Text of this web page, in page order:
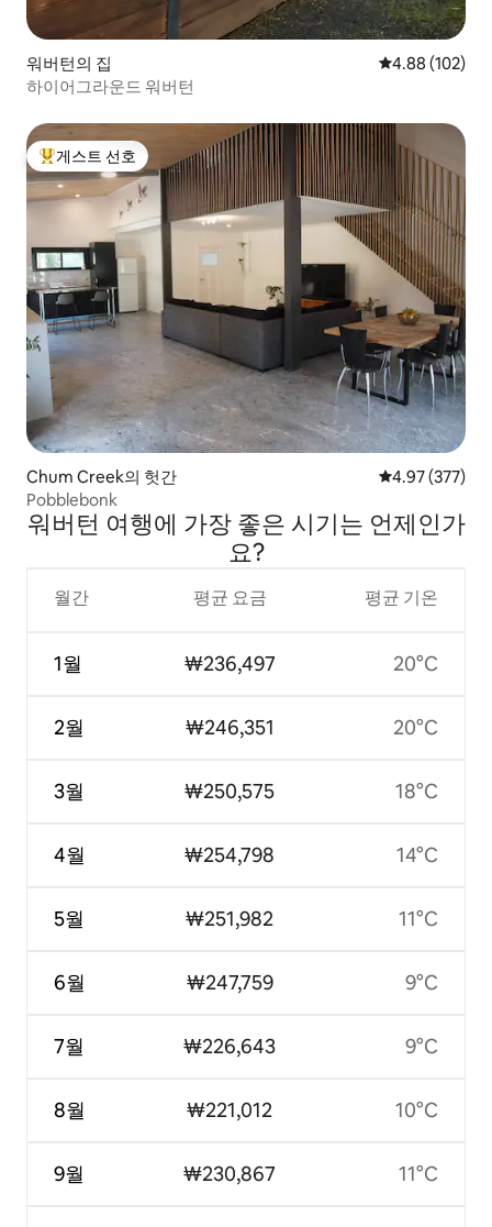
워버턴의 집 평점 4.88점(5
4.88 (102)
하이어그라운드 워버턴
상위 게스트 선호
게스트 선호
Chum Creek의 헛간 평점 4.97점(5
4.97 (377)
Pobblebonk
워버턴 여행에 가장 좋은 시기는 언제인가
요?
월간
1월
2월
3월
4월
5월
6월
7월
8월
9월
평균 요금
₩236,497
₩246,351
₩250,575
₩254,798
₩251,982
₩247,759
₩226,643
₩221,012
₩230,867
평균 기온
20°C
20°C
18°C
14°C
11°C
9°C
9°C
10°C
11°C